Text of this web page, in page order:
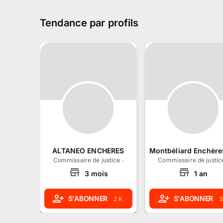
Tendance par profils
ALTANEO ENCHERES
Commissaire de justice · Perrigny, Bourgogne-Franche-
3 mois
S'ABONNER 2 K
Montbéliard
Commissaire de
1 an
S'ABONNER